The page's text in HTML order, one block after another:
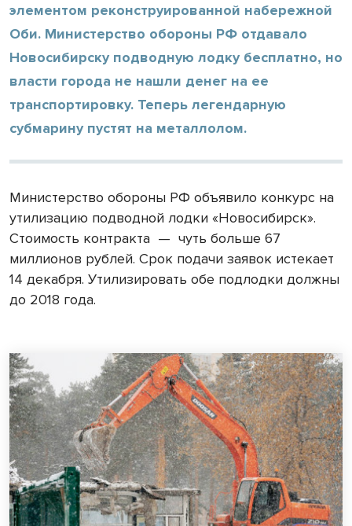
элементом реконструированной набережной
Оби. Министерство обороны РФ отдавало
Новосибирску подводную лодку бесплатно, но
власти города не нашли денег на ее
транспортировку. Теперь легендарную
субмарину пустят на металлолом.
Министерство обороны РФ объявило конкурс на
утилизацию подводной лодки «Новосибирск».
Стоимость контракта — чуть больше 67
миллионов рублей. Срок подачи заявок истекает
14 декабря. Утилизировать обе подлодки должны
до 2018 года.